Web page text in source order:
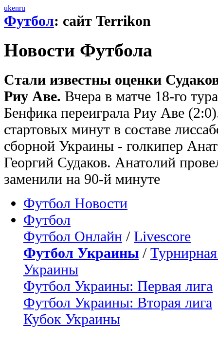
ukenru
Футбол: сайт Terrikon
Новости Футбола
Стали известны оценки
Риу Аве. Вчера в матче 18-го
Бенфика переиграла Риу Аве
стартовых минут в составе
сборной Украины - голкипер
Георгий Судаков. Анатолий
заменили на 90-й минуте
Футбол Новости
Футбол
Футбол Онлайн / Livescore
Футбол Украины /
Украины
Футбол Украины: Первая лига
Футбол Украины: Вторая лига
Кубок Украины